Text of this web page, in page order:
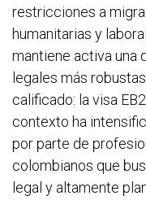
restricciones a
humanitarias y
mantiene activa una
legales más
calificado: la visa
contexto ha
por parte de
colombianos que
legal y altamente